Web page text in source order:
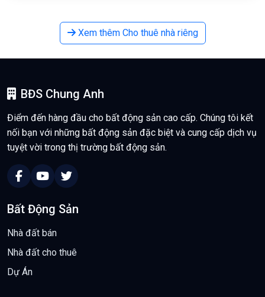
Xem thêm Cho thuê nhà riêng
BĐS Chung Anh
Điểm đến hàng đầu cho bất động sản cao cấp. Chúng tôi kết
nối bạn với những bất động sản đặc biệt và cung cấp dịch vụ
tuyệt vời trong thị trường bất động sản.
Bất Động Sản
Nhà đất bán
Nhà đất cho thuê
Dự Án